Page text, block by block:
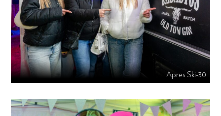
Apres Ski-30